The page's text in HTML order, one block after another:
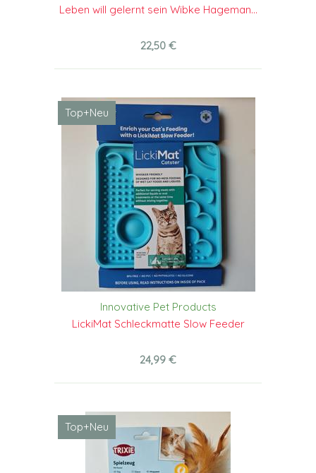
Leben will gelernt sein Wibke Hageman...
22,50 €
Top+Neu
Innovative Pet Products
LickiMat Schleckmatte Slow Feeder
24,99 €
Top+Neu